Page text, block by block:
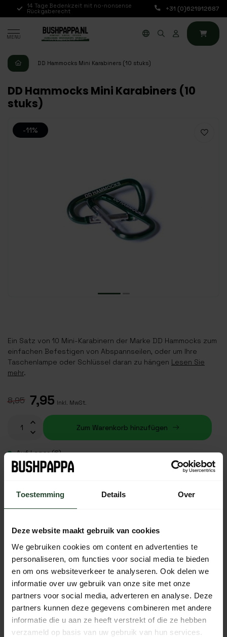
Toestemming Details Over
Deze website maakt gebruik van cookies
We gebruiken cookies om content en advertenties te
personaliseren, om functies voor social media te bieden
en om ons websiteverkeer te analyseren. Ook delen we
informatie over uw gebruik van onze site met onze
partners voor social media, adverteren en analyse. Deze
partners kunnen deze gegevens combineren met andere
informatie die u aan ze heeft verstrekt of die ze hebben
verzameld op basis van uw gebruik van hun services.
14 Tage Bedenkzeit mit no-nonsense
Rückgaberecht
Bestellungen von
werden noch am
+31 (0)621912687
MENU
DD Hammocks Mini Karabiners (10 stuks)
DD Hammocks Mini Karabiners (10
stuks)
-11%
Ein Satz von 10 Mini-Karabinern der Marke DD Hammocks zum
einfachen Befestigen von Abspannseilen, oder um Ihre
Taschenlampe oder Schlüssel daran zu hängen Lesen Sie
mehr.
8,95 7,95 Inkl. MwSt.
Zum Warenkorb hinzufügen
Auf Lager (6)
Bestellungen von Mo bis Fr vor 17:00 Uhr werden noch am
selben Tag versandt.
Jeden Tag von 10:00 bis 20:00 Uhr per Chat, Telefon oder
E-Mail erreichbar.
PRODUKTBESCHREIBUNG